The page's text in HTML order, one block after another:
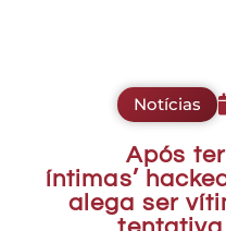
Notícias
Após
íntimas’
alega ser